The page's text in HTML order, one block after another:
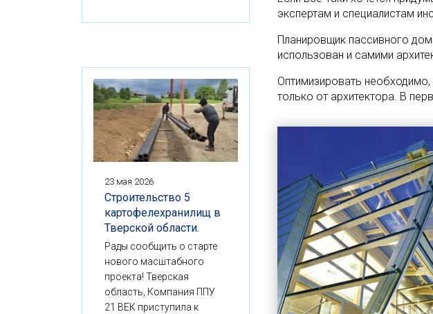
экспертам и специалистам
Планировщик пассивного
использован и самими
Оптимизировать
только от архитектора. В
23 мая 2026
Строительство 5
картофелехранилищ в
Тверской области.
Рады сообщить о старте
нового масштабного
проекта! Тверская
область, Компания ППУ
21 ВЕК приступила к